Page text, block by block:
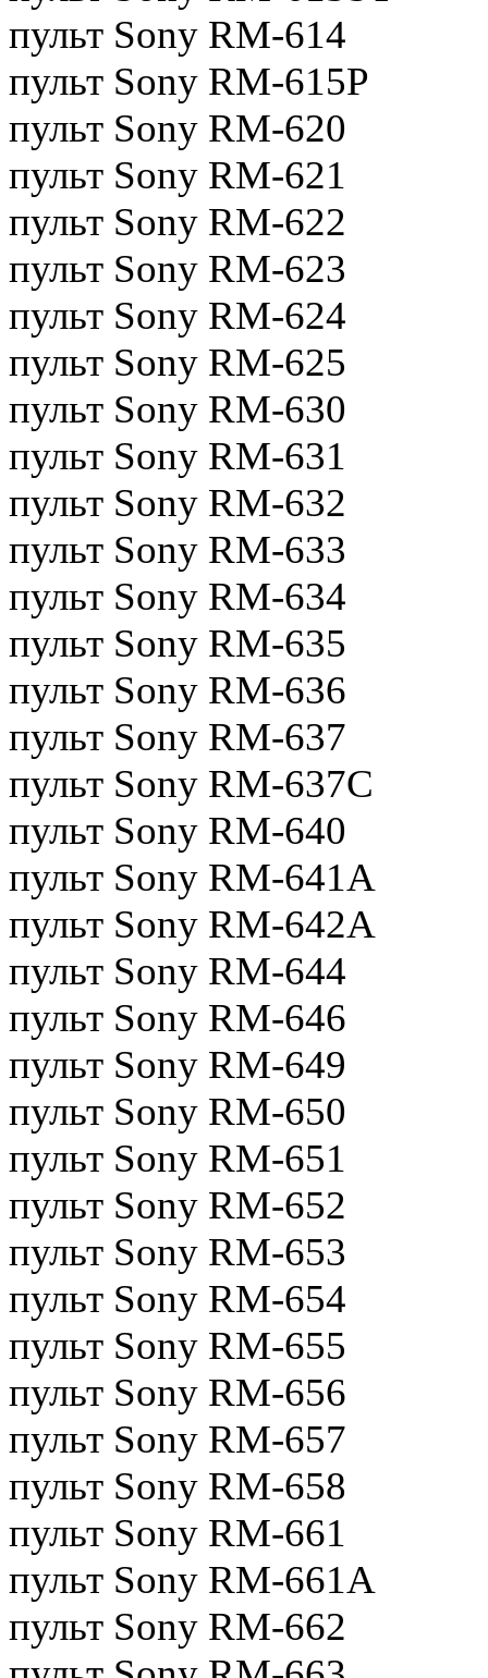
пульт Sony RM-614
пульт Sony RM-615P
пульт Sony RM-620
пульт Sony RM-621
пульт Sony RM-622
пульт Sony RM-623
пульт Sony RM-624
пульт Sony RM-625
пульт Sony RM-630
пульт Sony RM-631
пульт Sony RM-632
пульт Sony RM-633
пульт Sony RM-634
пульт Sony RM-635
пульт Sony RM-636
пульт Sony RM-637
пульт Sony RM-637C
пульт Sony RM-640
пульт Sony RM-641A
пульт Sony RM-642A
пульт Sony RM-644
пульт Sony RM-646
пульт Sony RM-649
пульт Sony RM-650
пульт Sony RM-651
пульт Sony RM-652
пульт Sony RM-653
пульт Sony RM-654
пульт Sony RM-655
пульт Sony RM-656
пульт Sony RM-657
пульт Sony RM-658
пульт Sony RM-661
пульт Sony RM-661A
пульт Sony RM-662